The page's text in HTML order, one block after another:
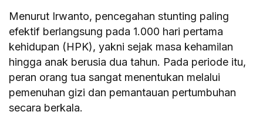
Menurut Irwanto, pencegahan stunting paling
efektif berlangsung pada 1.000 hari pertama
kehidupan (HPK), yakni sejak masa kehamilan
hingga anak berusia dua tahun. Pada periode itu,
peran orang tua sangat menentukan melalui
pemenuhan gizi dan pemantauan pertumbuhan
secara berkala.